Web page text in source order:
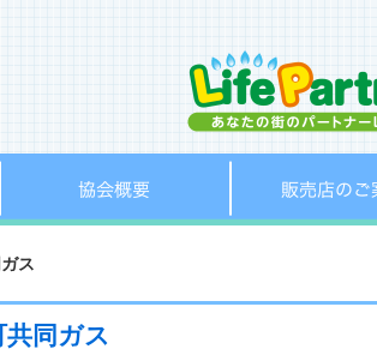
会員のみなさまへ 協会概要
ス
共同ガス